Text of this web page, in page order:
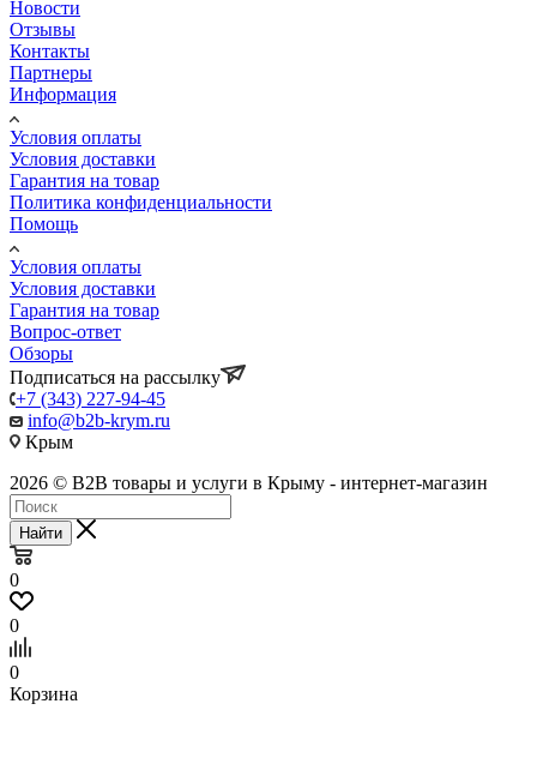
Новости
Отзывы
Контакты
Партнеры
Информация
Условия оплаты
Условия доставки
Гарантия на товар
Политика конфиденциальности
Помощь
Условия оплаты
Условия доставки
Гарантия на товар
Вопрос-ответ
Обзоры
Подписаться на рассылку
+7 (343) 227-94-45
info@b2b-krym.ru
Крым
2026 © B2B товары и услуги в Крыму - интернет-магазин
Найти
0
0
0
Корзина